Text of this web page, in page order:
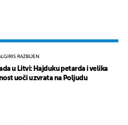
RAZBIJEN
u Litvi: Hajduku petarda i velika
uoči uzvrata na Poljudu